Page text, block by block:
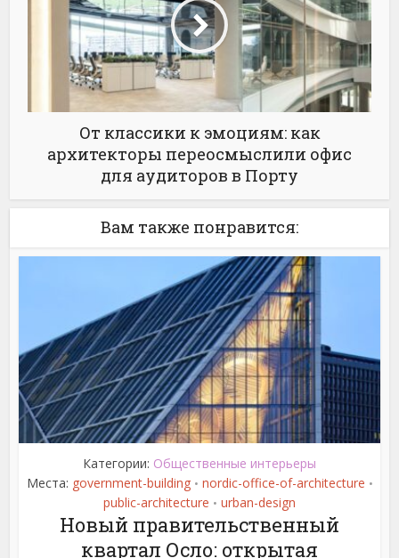
От классики к эмоциям: как
архитекторы переосмыслили офис
для аудиторов в Порту
Вам также понравится:
Категории: Общественные интерьеры
Места: government-building • nordic-office-of-architecture •
public-architecture • urban-design
Новый правительственный
квартал Осло: открытая